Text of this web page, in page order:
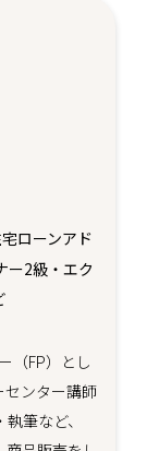
ローンアド
ー2級・エク
（FP）とし
センター講師
筆など、